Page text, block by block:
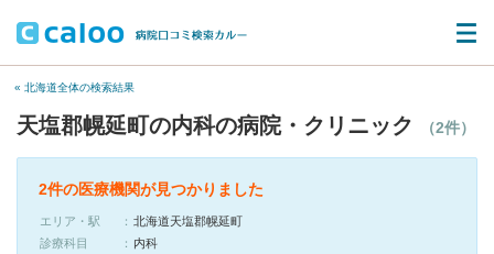
« 北海道全体の検索結果
天塩郡幌延町の内科の病院・クリニック （2件）
2件の医療機関が見つかりました
エリア・駅
北海道天塩郡幌延町
診療科目
内科